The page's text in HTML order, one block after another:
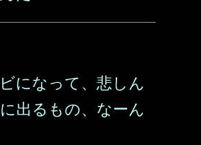
になって、悲しん
出るもの、なーん